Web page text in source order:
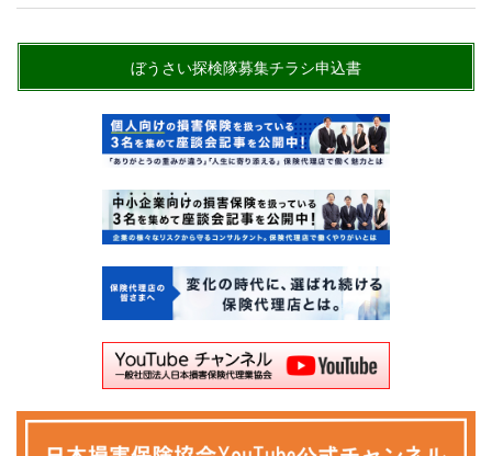
ぼうさい探検隊募集チラシ申込書